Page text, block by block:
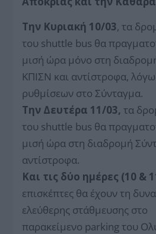
Την Κυριακή 10/03, τα
του shuttle bus θα
μισή ώρα μόνο στη
ΚΠΙΣΝ και αντίστροφα,
ρυθμίσεων στο Σύνταγμα.
Την Δευτέρα 11/03, τα
του shuttle bus θα
μισή ώρα στη διαδρομή
αντίστροφα.
Και τις δύο ημέρες (10 &
επισκέπτες θα έχουν τη
ελεύθερης στάθμευσης στο
παρακείμενο parking του